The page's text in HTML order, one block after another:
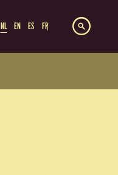
NL EN ES FR